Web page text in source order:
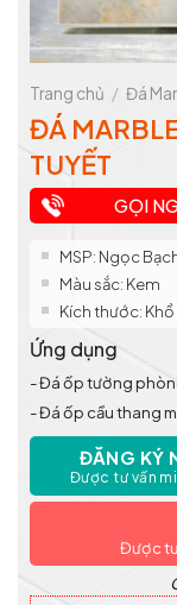
Trang chủ / Đá
ĐÁ
TUYẾT
GỌI
MSP: Ngọc
Màu sắc: Kem
Kích thước: Khổ
Ứng dụng
- Đá ốp tường
- Đá ốp cầu thang
ĐĂNG KÝ
Được tư vấn
Được